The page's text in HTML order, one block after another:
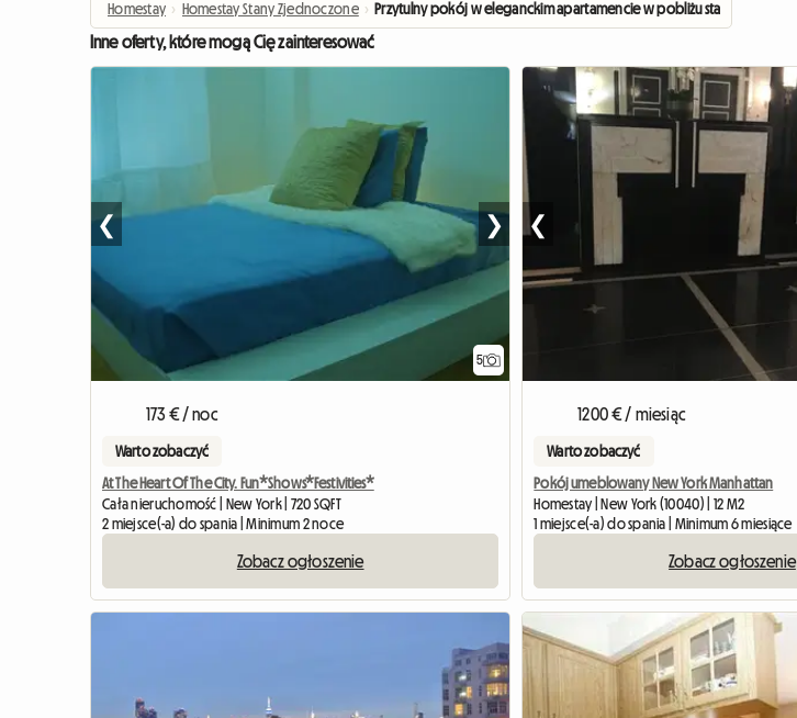
Homestay › Homestay Stany Zjednoczone › Przytulny pokój w eleganckim apartamencie w pobliżu stadionu Yankee
Inne oferty, które mogą Cię zainteresować
5
❮ ❯
173 € / noc
Warto zobaczyć
At The Heart Of The City. Fun*Shows*Festivities*
Cała nieruchomość | New York | 720 SQFT
2 miejsce(-a) do spania | Minimum 2 noce
Zobacz ogłoszenie
❮
1200 € / miesiąc
Warto zobaczyć
Pokój umeblowany New York Manhattan
Homestay | New York (10040) | 12 M2
1 miejsce(-a) do spania | Minimum 6 miesiące
Zobacz ogłoszenie